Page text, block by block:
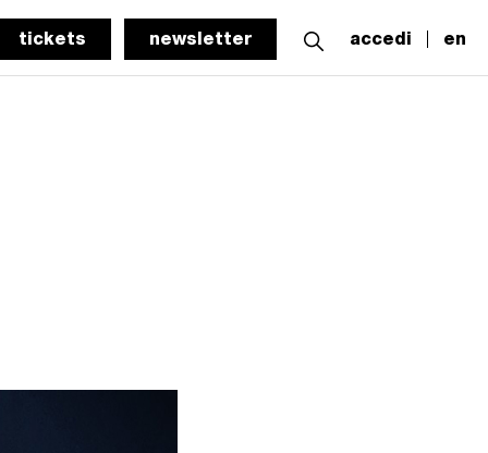
tickets newsletter accedi en